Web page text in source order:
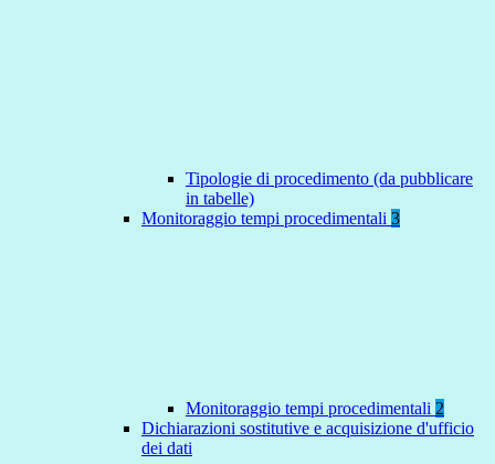
Tipologie di procedimento (da pubblicare
in tabelle)
Monitoraggio tempi procedimentali 3
Monitoraggio tempi procedimentali 2
Dichiarazioni sostitutive e acquisizione d'ufficio
dei dati